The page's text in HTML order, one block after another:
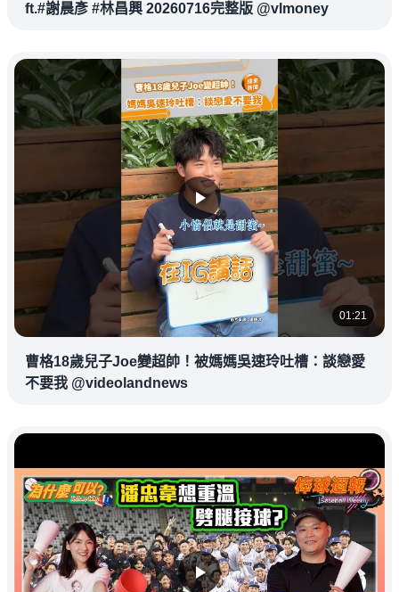
ft.#謝晨彥 #林昌興 20260716完整版 @vlmoney
01:21
曹格18歲兒子Joe變超帥！被媽媽吳速玲吐槽：談戀愛
不要我 @videolandnews